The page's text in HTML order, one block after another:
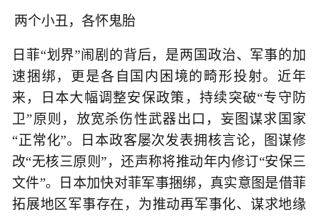
两个小丑，各怀鬼胎
日菲“划界”闹剧的背后，是两国政治、军事的加
速捆绑，更是各自国内困境的畸形投射。近年
来，日本大幅调整安保政策，持续突破“专守防
卫”原则，放宽杀伤性武器出口，妄图谋求国家
“正常化”。日本政客屡次发表拥核言论，图谋修
改“无核三原则”，还声称将推动年内修订“安保三
文件”。日本加快对菲军事捆绑，真实意图是借菲
拓展地区军事存在，为推动再军事化、谋求地缘